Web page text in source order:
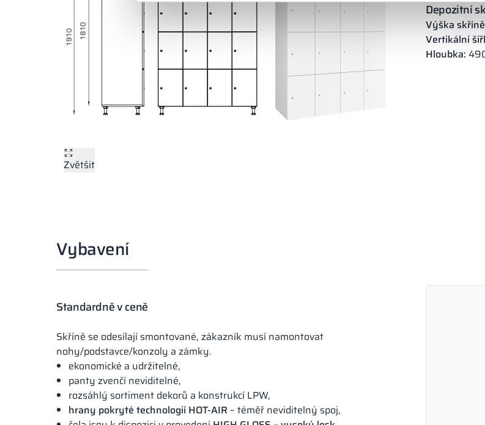
Zvětšit
Depozitní
Výška
Vertikální
Hloubka:
Vybavení
Standardně v ceně
Skříně se odesílají smontované, zákazník musí namontovat
nohy/podstavce/konzoly a zámky.
ekonomické a udržitelné,
panty zvenčí neviditelné,
rozsáhlý sortiment dekorů a konstrukcí LPW,
hrany pokryté technologií HOT-AIR – téměř neviditelný spoj,